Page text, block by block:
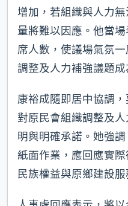
增加，若組織與人力
量將難以因應。他當
席人數，使議場氣氛
調整及人力補強議題成
康裕成隨即居中協調
對原民會組織調整及
明與明確承諾。她強
紙面作業，應回應實
民族權益與原鄉建設